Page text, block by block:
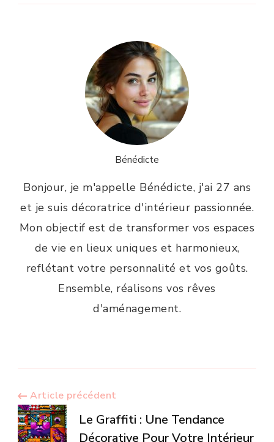
Bénédicte
Bonjour, je m'appelle Bénédicte, j'ai 27 ans
et je suis décoratrice d'intérieur passionnée.
Mon objectif est de transformer vos espaces
de vie en lieux uniques et harmonieux,
reflétant votre personnalité et vos goûts.
Ensemble, réalisons vos rêves
d'aménagement.
Navigation
Article précédent
Le Graffiti : Une Tendance
Décorative Pour Votre Intérieur